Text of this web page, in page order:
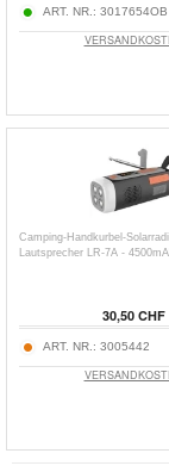
ART. NR.: 3017654OB
Camping-Handkurbel-
Lautsprecher LR-7A -
30,50 CHF
ART. NR.: 3005442